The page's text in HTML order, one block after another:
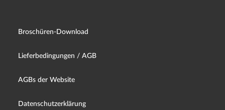
Broschüren-Download
Lieferbedingungen / AGB
AGBs der Website
Datenschutzerklärung